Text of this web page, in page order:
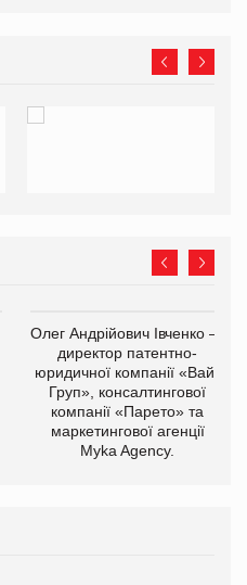
Олег Андрійович Івченко —
директор патентно-
юридичної компанії «Вайз
Груп», консалтингової
компанії «Парето» та
маркетингової агенції
Myka Agency.